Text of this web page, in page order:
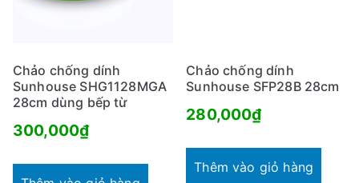
Chảo chống dính
Sunhouse SHG1128MGA
28cm dùng bếp từ
300,000₫
Chảo chống dính
Sunhouse SFP28B 28cm
280,000₫
Thêm vào giỏ hàng